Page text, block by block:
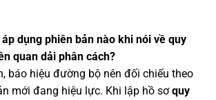
dụng phiên bản nào khi nói về quy
quan dải phân cách?
báo hiệu đường bộ nên đối chiếu theo
mới đang hiệu lực. Khi lập hồ sơquy